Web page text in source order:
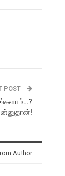
POST
Author